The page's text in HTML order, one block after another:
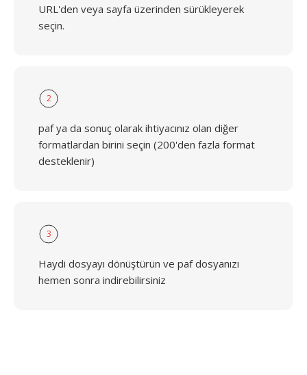
URL'den veya sayfa üzerinden sürükleyerek
seçin.
2
paf ya da sonuç olarak ihtiyacınız olan diğer
formatlardan birini seçin (200'den fazla format
desteklenir)
3
Haydi dosyayı dönüştürün ve paf dosyanızı
hemen sonra indirebilirsiniz